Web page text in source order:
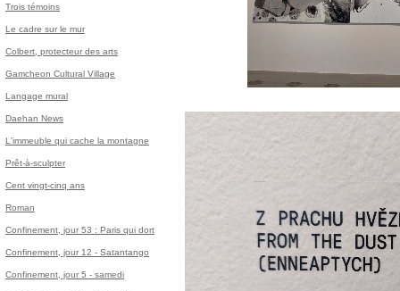
Trois témoins
Le cadre sur le mur
Colbert, protecteur des arts
Gamcheon Cultural Village
Langage mural
Daehan News
L'immeuble qui cache la montagne
Prêt-à-sculpter
Cent vingt-cinq ans
Roman
Confinement, jour 53 : Paris qui dort
Confinement, jour 12 - Satantango
Confinement, jour 5 - samedi